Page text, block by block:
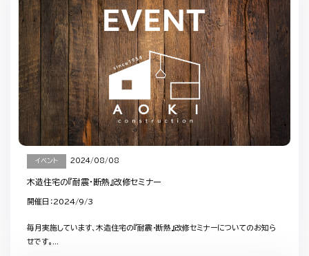
イベント 2024/08/08
木造住宅の『耐震・断熱』改修セミナー
開催日：2024/9/3
毎月実施しています、木造住宅の『耐震・断熱』改修セミナーについてのお知ら
せです。...